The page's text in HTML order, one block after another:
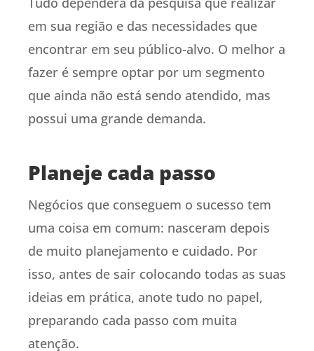
em sua região e das necessidades que
encontrar em seu público-alvo. O melhor a
fazer é sempre optar por um segmento
que ainda não está sendo atendido, mas
possui uma grande demanda.
Planeje cada passo
Negócios que conseguem o sucesso tem
uma coisa em comum: nasceram depois
de muito planejamento e cuidado. Por
isso, antes de sair colocando todas as suas
ideias em prática, anote tudo no papel,
preparando cada passo com muita
atenção.